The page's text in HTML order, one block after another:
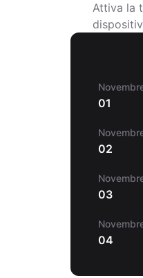
Attiva la
01
02
03
04